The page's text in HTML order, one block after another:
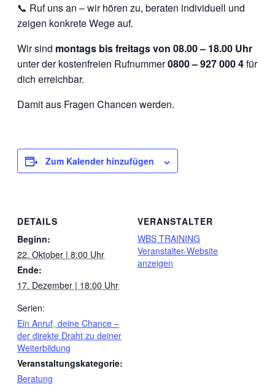
📞 Ruf uns an – wir hören zu, beraten individuell und
zeigen konkrete Wege auf.
Wir sind montags bis freitags von 08.00 – 18.00 Uhr
unter der kostenfreien Rufnummer0800 – 927 000 4für
dich erreichbar.
Damit aus Fragen Chancen werden.
Zum Kalender hinzufügen
DETAILS
Beginn:
22. Oktober | 8:00 Uhr
Ende:
17. Dezember | 18:00 Uhr
Serien:
Ein Anruf, deine Chance –
der direkte Draht zu deiner
Weiterbildung
Veranstaltungskategorie:
Beratung
VERANSTALTER
WBS TRAINING
Veranstalter-Website
anzeigen